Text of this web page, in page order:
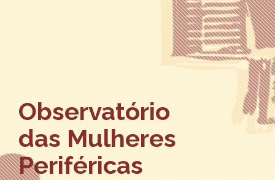
Observatório
das Mulheres
Periféricas